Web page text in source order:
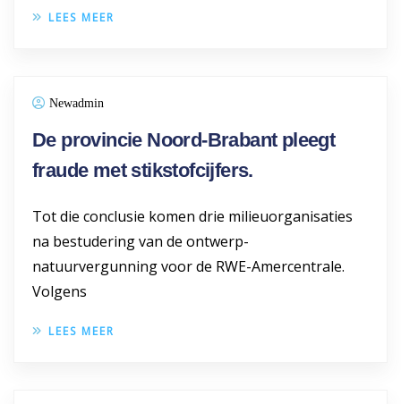
LEES MEER
Newadmin
De provincie Noord-Brabant pleegt
fraude met stikstofcijfers.
Tot die conclusie komen drie milieuorganisaties
na bestudering van de ontwerp-
natuurvergunning voor de RWE-Amercentrale.
Volgens
LEES MEER